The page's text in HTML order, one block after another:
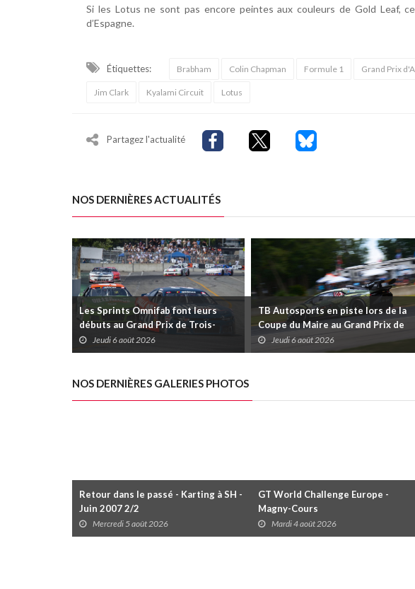
Si les Lotus ne sont pas encore peintes aux couleurs de Gold Leaf,
d’Espagne.
Étiquettes: Brabham Colin Chapman Formule 1 Grand Prix
Jim Clark Kyalami Circuit Lotus
Partagez l'actualité
NOS DERNIÈRES ACTUALITÉS
Les Sprints Omnifab font leurs
débuts au Grand Prix de Trois-
Rivières avec un format inspiré de
Daytona
Jeudi 6 août 2026
TB Autosports en piste lors de la
Coupe du Maire au Grand Prix de
Trois-Rivières
Jeudi 6 août 2026
NOS DERNIÈRES GALERIES PHOTOS
Retour dans le passé - Karting à SH -
Juin 2007 2/2
Mercredi 5 août 2026
GT World Challenge Europe -
Magny-Cours
Mardi 4 août 2026